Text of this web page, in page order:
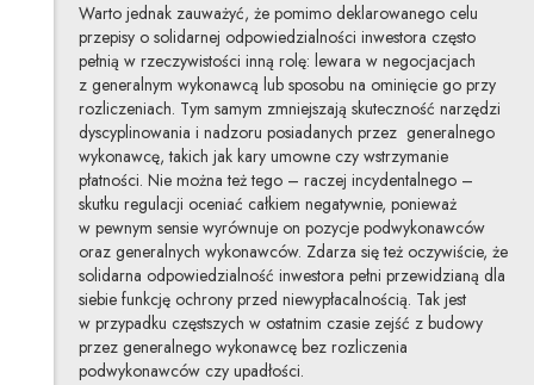
Warto jednak zauważyć, że pomimo deklarowanego celu
przepisy o solidarnej odpowiedzialności inwestora często
pełnią w rzeczywistości inną rolę: lewara w negocjacjach
z generalnym wykonawcą lub sposobu na ominięcie go przy
rozliczeniach. Tym samym zmniejszają skuteczność narzędzi
dyscyplinowania i nadzoru posiadanych przez generalnego
wykonawcę, takich jak kary umowne czy wstrzymanie
płatności. Nie można też tego – raczej incydentalnego –
skutku regulacji oceniać całkiem negatywnie, ponieważ
w pewnym sensie wyrównuje on pozycje podwykonawców
oraz generalnych wykonawców. Zdarza się też oczywiście, że
solidarna odpowiedzialność inwestora pełni przewidzianą dla
siebie funkcję ochrony przed niewypłacalnością. Tak jest
w przypadku częstszych w ostatnim czasie zejść z budowy
przez generalnego wykonawcę bez rozliczenia
podwykonawców czy upadłości.